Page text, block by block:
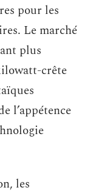
pour les
Le marché
plus
crête
l’appétence
les